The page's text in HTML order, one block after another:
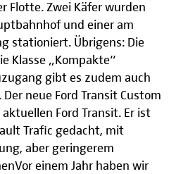
Flotte. Zwei Käfer wurden
und einer am
stationiert. Übrigens: Die
Klasse „Kompakte“
gibt es zudem auch
neue Ford Transit Custom
Ford Transit. Er ist
Trafic gedacht, mit
aber geringerem
einem Jahr haben wir